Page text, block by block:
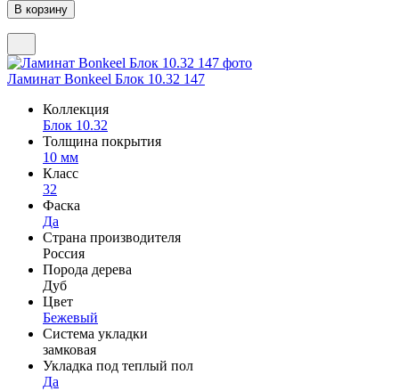
Ламинат Bonkeel Блок 10.32 147
Коллекция
Блок 10.32
Толщина покрытия
10 мм
Класс
32
Фаска
Да
Страна производителя
Россия
Порода дерева
Дуб
Цвет
Бежевый
Система укладки
замковая
Укладка под теплый пол
Да